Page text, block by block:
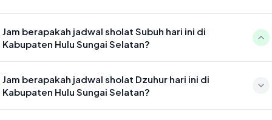
Jam berapakah jadwal sholat Subuh hari ini di
Kabupaten Hulu Sungai Selatan?
pada 05:07
Jam berapakah jadwal sholat Dzuhur hari ini di
Kabupaten Hulu Sungai Selatan?